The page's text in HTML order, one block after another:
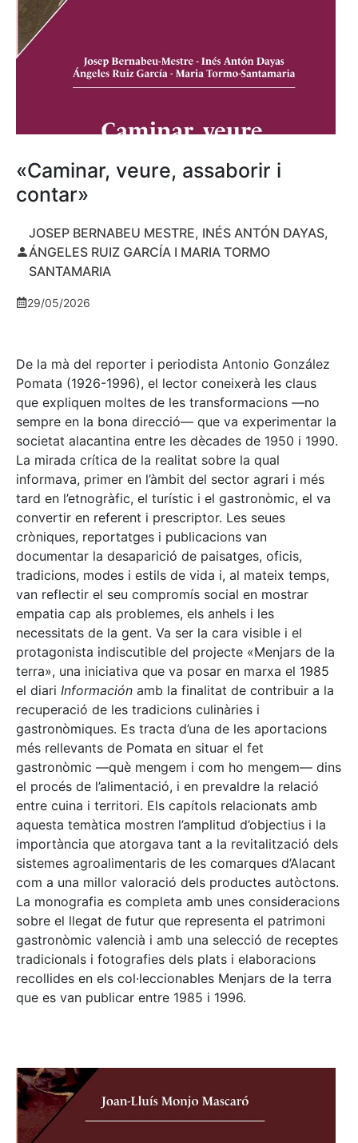
«Caminar, veure, assaborir i
contar»
JOSEP BERNABEU MESTRE, INÉS ANTÓN DAYAS,
ÁNGELES RUIZ GARCÍA I MARIA TORMO
SANTAMARIA
29/05/2026
De la mà del reporter i periodista Antonio González
Pomata (1926-1996), el lector coneixerà les claus
que expliquen moltes de les transformacions —no
sempre en la bona direcció— que va experimentar la
societat alacantina entre les dècades de 1950 i 1990.
La mirada crítica de la realitat sobre la qual
informava, primer en l’àmbit del sector agrari i més
tard en l’etnogràfic, el turístic i el gastronòmic, el va
convertir en referent i prescriptor. Les seues
cròniques, reportatges i publicacions van
documentar la desaparició de paisatges, oficis,
tradicions, modes i estils de vida i, al mateix temps,
van reflectir el seu compromís social en mostrar
empatia cap als problemes, els anhels i les
necessitats de la gent. Va ser la cara visible i el
protagonista indiscutible del projecte «Menjars de la
terra», una iniciativa que va posar en marxa el 1985
el diari Información amb la finalitat de contribuir a la
recuperació de les tradicions culinàries i
gastronòmiques. Es tracta d’una de les aportacions
més rellevants de Pomata en situar el fet
gastronòmic —què mengem i com ho mengem— dins
el procés de l’alimentació, i en prevaldre la relació
entre cuina i territori. Els capítols relacionats amb
aquesta temàtica mostren l’amplitud d’objectius i la
importància que atorgava tant a la revitalització dels
sistemes agroalimentaris de les comarques d’Alacant
com a una millor valoració dels productes autòctons.
La monografia es completa amb unes consideracions
sobre el llegat de futur que representa el patrimoni
gastronòmic valencià i amb una selecció de receptes
tradicionals i fotografies dels plats i elaboracions
recollides en els col·leccionables Menjars de la terra
que es van publicar entre 1985 i 1996.